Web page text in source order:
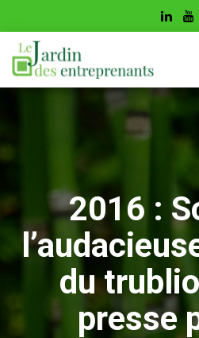
2016 :
du
presse